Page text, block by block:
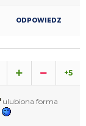
ODPOWIEDZ
+5
ulubiona forma